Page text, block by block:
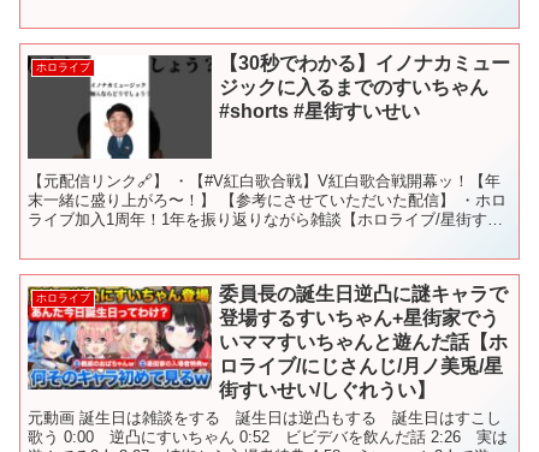
ホロライブ
【30秒でわかる】イノナカミュー
ジックに入るまでのすいちゃん
#shorts #星街すいせい
【元配信リンク🔗】 ・【#V紅白歌合戦】V紅白歌合戦開幕ッ！【年
末一緒に盛り上がろ〜！】 【参考にさせていただいた配信】 ・ホロ
ライブ加入1周年！1年を振り返りながら雑談【ホロライブ/星街すい
ホロライブ
委員長の誕生日逆凸に謎キャラで
登場するすいちゃん+星街家でう
いママすいちゃんと遊んだ話【ホ
ロライブ/にじさんじ/月ノ美兎/星
街すいせい/しぐれうい】
元動画 誕生日は雑談をする 誕生日は逆凸もする 誕生日はすこし
歌う 0:00 逆凸にすいちゃん 0:52 ビビデバを飲んだ話 2:26 実は